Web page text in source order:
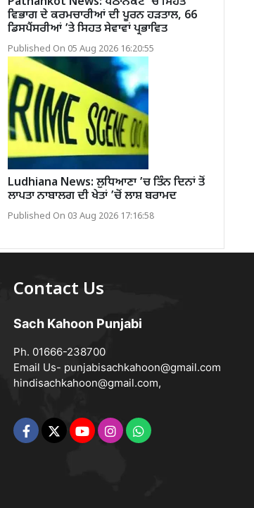
ਵਿਭਾਗ ਦੇ ਕਰਮਚਾਰੀਆਂ ਦੀ ਪੂਰਨ ਹੜਤਾਲ, 66
ਡਿਸਪੈਂਸਰੀਆਂ ’ਤੇ ਸਿਹਤ ਸੇਵਾਵਾਂ ਪ੍ਰਭਾਵਿਤ
Published On 05 Aug 2026 16:20:55
Ludhiana News: ਲੁਧਿਆਣਾ ’ਚ ਤਿੰਨ ਦਿਨਾਂ ਤੋਂ
ਲਾਪਤਾ ਨਾਬਾਲਗ ਦੀ ਖੇਤਾਂ ’ਚੋਂ ਲਾਸ਼ ਬਰਾਮਦ
Published On 03 Aug 2026 17:16:58
Contact Us
Sach Kahoon Punjabi
Ph. 01666-238700
Email Us- punjabisachkahoon@gmail.com
hindisachkahoon@gmail.com,